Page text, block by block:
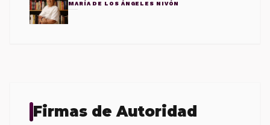
MARÍA DE LOS ÁNGELES NIVÓN
Firmas de Autoridad